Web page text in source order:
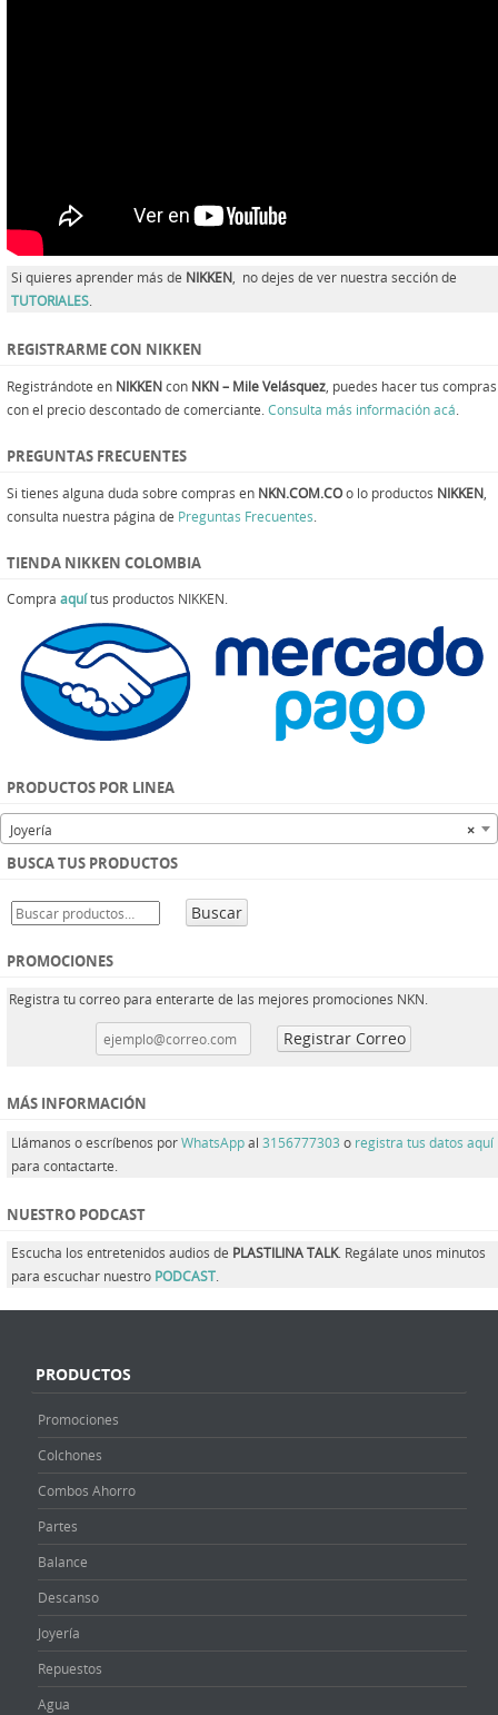
Si quieres aprender más de NIKKEN , no dejes de ver nuestra sección de
TUTORIALES
REGISTRARME CON NIKKEN
Registrándote en NIKKENcon NKN – Mile Velásquez , puedes hacer tus compras
con el precio descontado de comerciante. Consulta más información acá
PREGUNTAS FRECUENTES
Si tienes alguna duda sobre compras en NKN.COM.COo lo productos NIKKEN
consulta nuestra página de Preguntas Frecuentes
TIENDA NIKKEN COLOMBIA
Compra aquítus productos NIKKEN.
PRODUCTOS POR LINEA
×
Joyería
BUSCA TUS PRODUCTOS
Buscar
PROMOCIONES
Registra tu correo para enterarte de las mejores promociones NKN.
MÁS INFORMACIÓN
Llámanos o escríbenos porWhatsAppal 3156777303 o registra tus datos aquí
para contactarte.
NUESTRO PODCAST
Escucha los entretenidos audios de PLASTILINA TALK. Regálate unos minutos
para escuchar nuestro PODCAST.
PRODUCTOS
Promociones
Colchones
Combos Ahorro
Partes
Balance
Descanso
Joyería
Repuestos
Agua